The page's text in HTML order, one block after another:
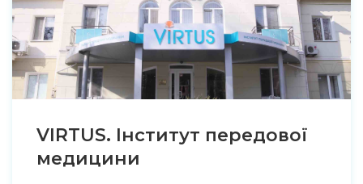
VIRTUS. Інститут передової
медицини